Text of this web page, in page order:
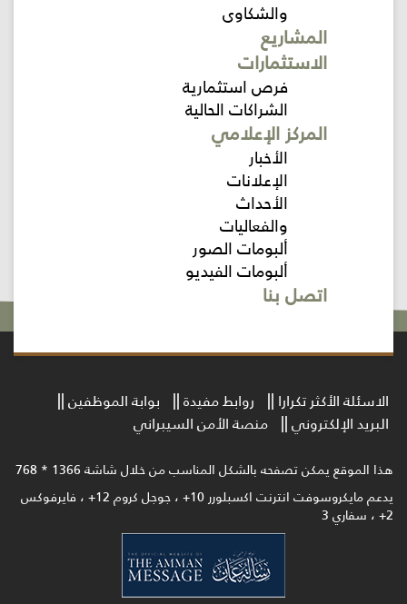
والشكاوى
المشاريع
الاستثمارات
فرص استثمارية
الشراكات الحالية
المركز الإعلامي
الأخبار
الإعلانات
الأحداث
والفعاليات
ألبومات الصور
ألبومات الفيديو
اتصل بنا
الاسئلة الأكثر تكرارا روابط مفيدة
بوابة الموظفين
البريد الإلكتروني
منصة الأمن السيبراني
هذا الموقع يمكن تصفحه بالشكل المناسب من خلال شاشة 1366 * 768
يدعم مايكروسوفت انترنت اكسبلورر 10+ ، جوجل كروم 12+ ، فايرفوكس
2+ ، سفاري 3